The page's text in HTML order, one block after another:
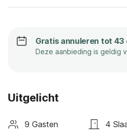
Gratis annuleren tot 43
Deze aanbieding is geldig
Uitgelicht
9 Gasten 4